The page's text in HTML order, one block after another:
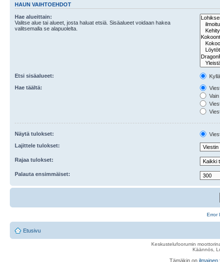
HAUN VAIHTOEHDOT
Hae alueittain:
Valitse alue tai alueet, josta haluat etsiä. Sisäalueet voidaan hakea
valitsemalla se alapuolelta.
Etsi sisäalueet:
Hae täältä:
Näytä tulokset:
Lajittele tulokset:
Rajaa tulokset:
Palauta ensimmäiset:
Error
Etusivu
Keskustelufoorumin
Käännös,
Tämäkin on ilmainen